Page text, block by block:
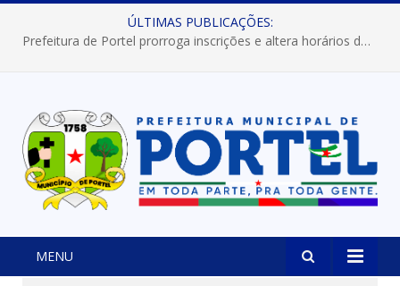
ÚLTIMAS PUBLICAÇÕES:
Prefeitura de Portel prorroga inscrições e altera horários dos concursos “Musa” e “Miss Mix Verão 2026”
MENU